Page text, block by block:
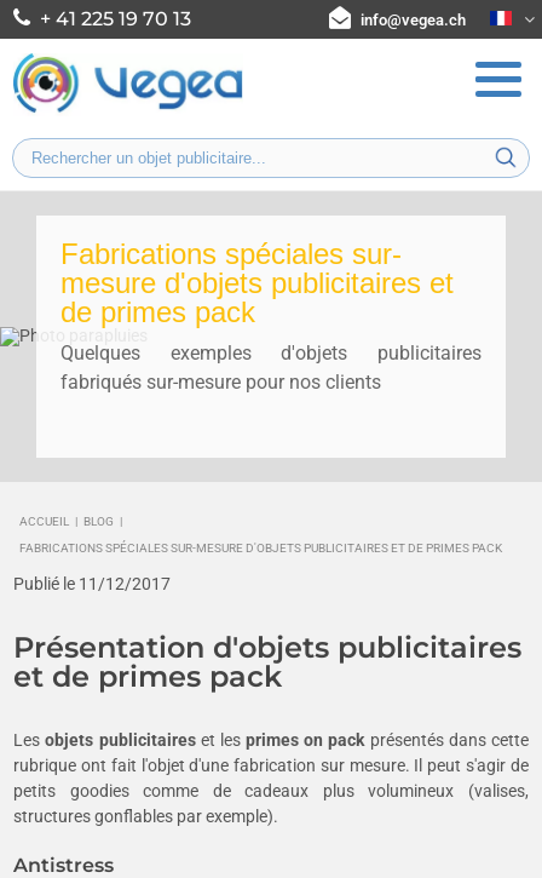
+ 41 225 19 70 13 info@vegea.ch
Fabrications spéciales sur-
mesure d'objets publicitaires et
de primes pack
Quelques exemples d'objets publicitaires
fabriqués sur-mesure pour nos clients
ACCUEIL | BLOG
|
FABRICATIONS SPÉCIALES SUR-MESURE D'OBJETS PUBLICITAIRES ET DE PRIMES PACK
Publié le 11/12/2017
Présentation d'objets publicitaires
et de primes pack
Lesobjets publicitaireset lesprimes on pack présentés dans cette
rubrique ont fait l'objet d'une fabrication sur mesure. Il peut s'agir de
petits goodies comme de cadeaux plus volumineux (valises,
structures gonflables par exemple).
Antistress